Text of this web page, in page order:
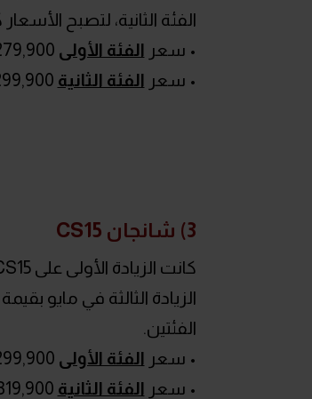
الفئة الثانية، لتصبح
• سعر الفئة الأولى
• سعر الفئة الثانية
3) شانجان CS15
الفئتين.
• سعر الفئة الأولى
• سعر الفئة الثانية